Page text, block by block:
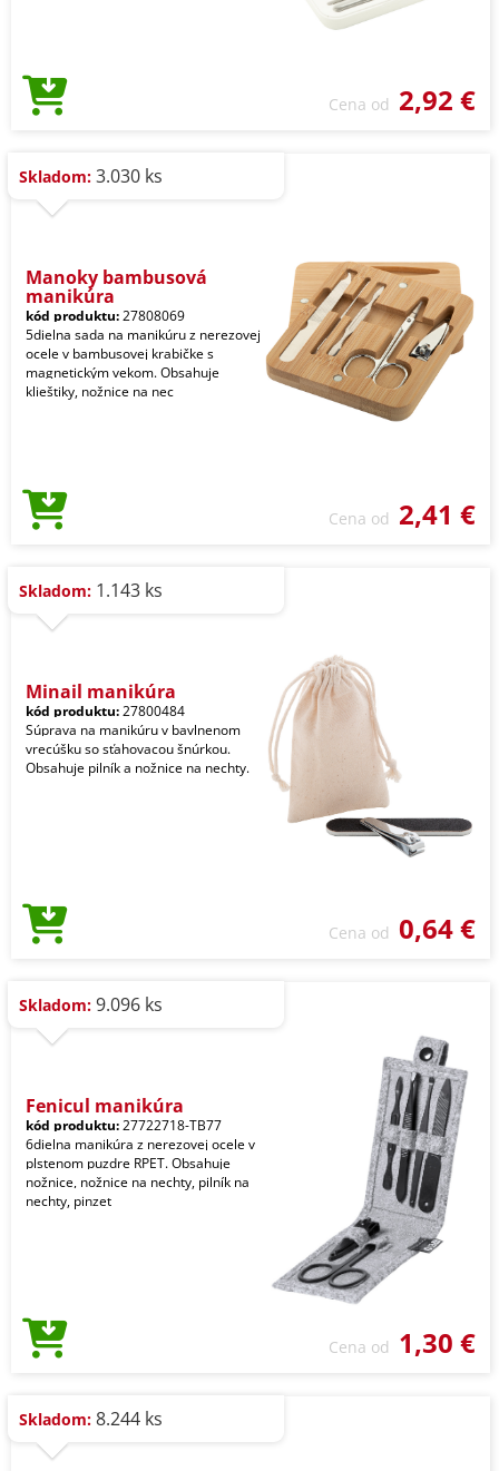
Cena od 2,92 €
Skladom: 3.030 ks
Manoky bambusová
manikúra
kód produktu:27808069
5dielna sada na manikúru z nerezovej
ocele v bambusovej krabičke s
magnetickým vekom. Obsahuje
klieštiky, nožnice na nec
Cena od 2,41 €
Skladom: 1.143 ks
Minail manikúra
kód produktu:27800484
Súprava na manikúru v bavlnenom
vrecúšku so sťahovacou šnúrkou.
Obsahuje pilník a nožnice na nechty.
Cena od 0,64 €
Skladom: 9.096 ks
Fenicul manikúra
kód produktu:27722718-TB77
6dielna manikúra z nerezovej ocele v
plstenom puzdre RPET. Obsahuje
nožnice, nožnice na nechty, pilník na
nechty, pinzet
Cena od 1,30 €
Skladom: 8.244 ks